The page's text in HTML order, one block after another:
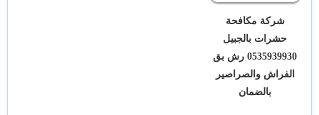
شركة مكافحة
حشرات بالجبيل
0535939930 رش بق
الفراش والصراصير
بالضمان